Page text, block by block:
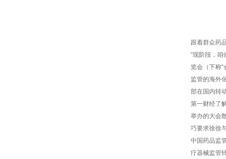
跟着群众药
“现阶段，
览会（下称
监管的海外
部在国内转
第一财经了
举办的大会
巧要求徐徐
中国药品监
疗器械监管